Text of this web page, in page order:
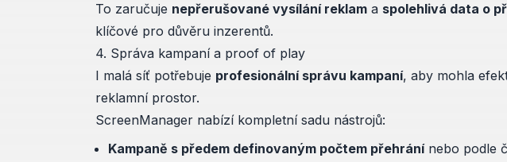
To zaručuje nepřerušované vysílání reklam a spolehlivá data o
klíčové pro důvěru inzerentů.
4. Správa kampaní a proof of play
I malá síť potřebuje profesionální správu kampaní, aby mohla
reklamní prostor.
ScreenManager nabízí kompletní sadu nástrojů:
Kampaně s předem definovaným počtem přehránínebo podle